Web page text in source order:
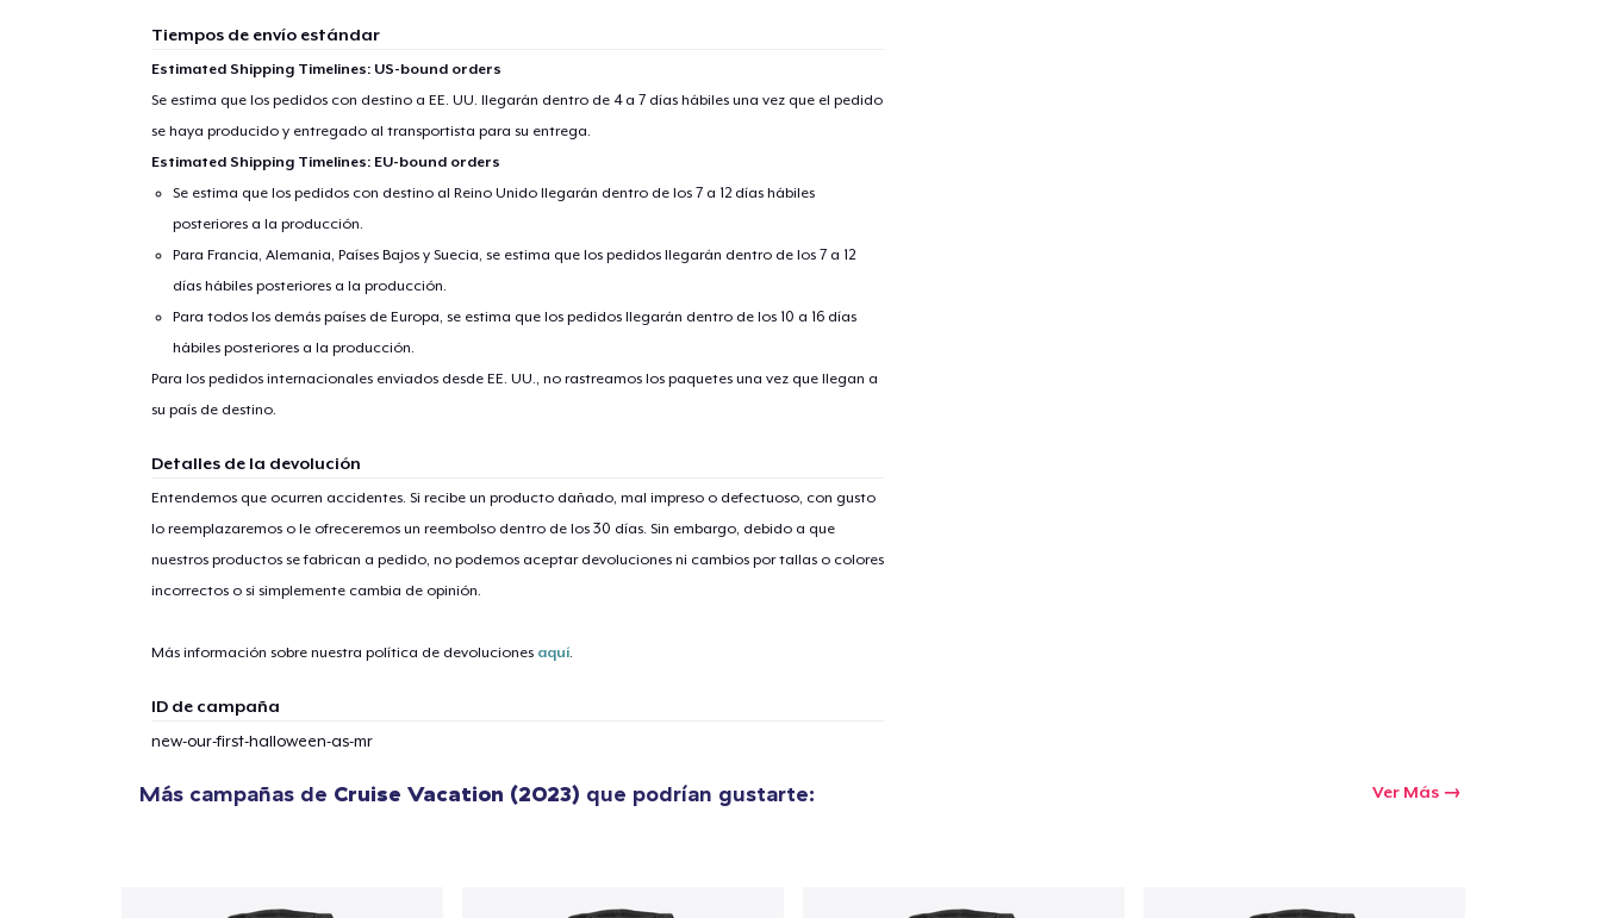
Tiempos de envío estándar
Estimated Shipping Timelines: US-bound orders
Se estima que los pedidos con destino a EE. UU. llegarán dentro de 4 a 7 días hábiles una vez que el pedido
se haya producido y entregado al transportista para su entrega.
Estimated Shipping Timelines: EU-bound orders
Se estima que los pedidos con destino al Reino Unido llegarán dentro de los 7 a 12 días hábiles
posteriores a la producción.
Para Francia, Alemania, Países Bajos y Suecia, se estima que los pedidos llegarán dentro de los 7 a 12
días hábiles posteriores a la producción.
Para todos los demás países de Europa, se estima que los pedidos llegarán dentro de los 10 a 16 días
hábiles posteriores a la producción.
Para los pedidos internacionales enviados desde EE. UU., no rastreamos los paquetes una vez que llegan a
su país de destino.
Detalles de la devolución
Entendemos que ocurren accidentes. Si recibe un producto dañado, mal impreso o defectuoso, con gusto
lo reemplazaremos o le ofreceremos un reembolso dentro de los 30 días. Sin embargo, debido a que
nuestros productos se fabrican a pedido, no podemos aceptar devoluciones ni cambios por tallas o colores
incorrectos o si simplemente cambia de opinión.
Más información sobre nuestra política de devoluciones aquí.
ID de campaña
new-our-first-halloween-as-mr
Más campañas de Cruise Vacation (2023) que podrían gustarte: Ver Más
1artículo añadido al carrito
Finalizar y pagar pedido
22,99 US$